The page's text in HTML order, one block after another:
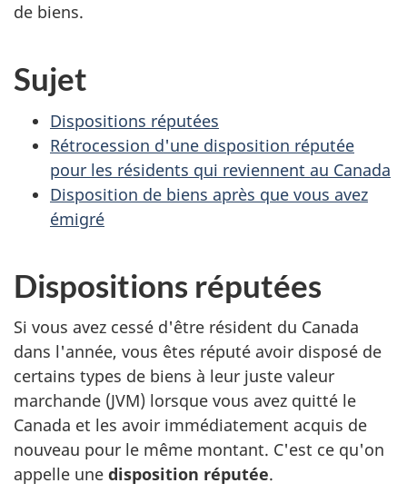
de biens.
Sujet
Dispositions réputées
Rétrocession d'une disposition réputée
pour les résidents qui reviennent au Canada
Disposition de biens après que vous avez
émigré
Dispositions réputées
Si vous avez cessé d'être résident du Canada
dans l'année, vous êtes réputé avoir disposé de
certains types de biens à leur juste valeur
marchande (JVM) lorsque vous avez quitté le
Canada et les avoir immédiatement acquis de
nouveau pour le même montant. C'est ce qu'on
appelle une disposition réputée.